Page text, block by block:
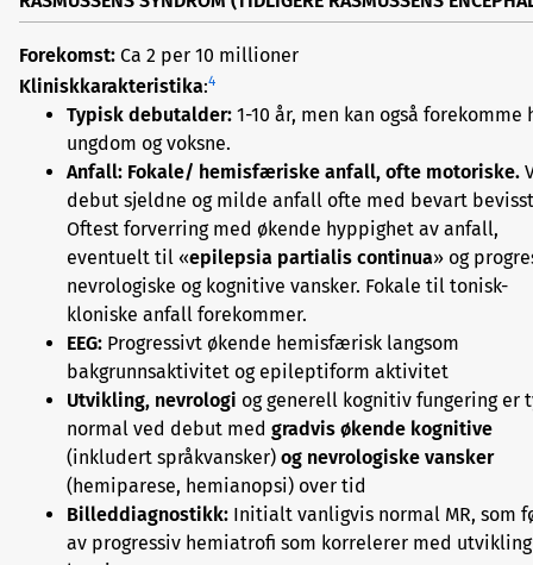
Forekomst: Ca 2 per 10 millioner
Kliniskkarakteristika:4
Typisk debutalder: 1-10 år, men kan også forekomme
ungdom og voksne.
Anfall: Fokale/ hemisfæriske anfall, ofte motoriske.
debut sjeldne og milde anfall ofte med bevart
Oftest forverring med økende hyppighet av anfall,
eventuelt til «epilepsia partialis continua» og
nevrologiske og kognitive vansker. Fokale til tonisk-
kloniske anfall forekommer.
EEG: Progressivt økende hemisfærisk langsom
bakgrunnsaktivitet og epileptiform aktivitet
Utvikling, nevrologi og generell kognitiv fungering er
normal ved debut med gradvis økende kognitive
(inkludert språkvansker) og nevrologiske vansker
(hemiparese, hemianopsi) over tid
Billeddiagnostikk: Initialt vanligvis normal MR, som
av progressiv hemiatrofi som korrelerer med